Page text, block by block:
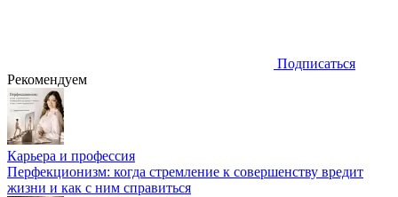
Подписаться
Рекомендуем
Карьера и профессия
Перфекционизм: когда стремление к совершенству вредит
жизни и как с ним справиться